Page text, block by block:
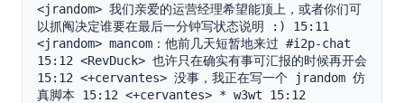
<jrandom> 我们亲爱的运营经理希望能顶上，或者你们可
以抓阄决定谁要在最后一分钟写状态说明 :) 15:11
<jrandom> mancom：他前几天短暂地来过 #i2p-chat
15:12 <RevDuck> 也许只在确实有事可汇报的时候再开会
15:12 <+cervantes> 没事，我正在写一个 jrandom 仿
真脚本 15:12 <+cervantes> * w3wt 15:12